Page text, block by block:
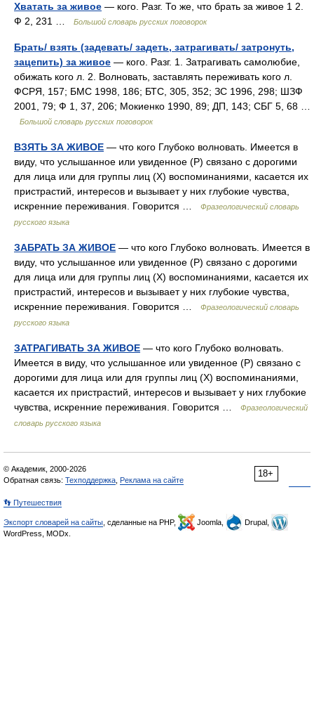
Хватать за живое — кого. Разг. То же, что брать за живое 1 2.
Ф 2, 231 …
Большой словарь русских поговорок
Брать/ взять (задевать/ задеть, затрагивать/ затронуть,
зацепить) за живое — кого. Разг. 1. Затрагивать самолюбие,
обижать кого л. 2. Волновать, заставлять переживать кого л.
ФСРЯ, 157; БМС 1998, 186; БТС, 305, 352; ЗС 1996, 298; ШЗФ
2001, 79; Ф 1, 37, 206; Мокиенко 1990, 89; ДП, 143; СБГ 5, 68 …
Большой словарь русских поговорок
ВЗЯТЬ ЗА ЖИВОЕ — что кого Глубоко волновать. Имеется в
виду, что услышанное или увиденное (Р) связано с дорогими
для лица или для группы лиц (Х) воспоминаниями, касается их
пристрастий, интересов и вызывает у них глубокие чувства,
искренние переживания. Говорится …
Фразеологический словарь
русского языка
ЗАБРАТЬ ЗА ЖИВОЕ — что кого Глубоко волновать. Имеется в
виду, что услышанное или увиденное (Р) связано с дорогими
для лица или для группы лиц (Х) воспоминаниями, касается их
пристрастий, интересов и вызывает у них глубокие чувства,
искренние переживания. Говорится …
Фразеологический словарь
русского языка
ЗАТРАГИВАТЬ ЗА ЖИВОЕ — что кого Глубоко волновать.
Имеется в виду, что услышанное или увиденное (Р) связано с
дорогими для лица или для группы лиц (Х) воспоминаниями,
касается их пристрастий, интересов и вызывает у них глубокие
чувства, искренние переживания. Говорится …
Фразеологический
словарь русского языка
18+
© Академик, 2000-2026
Обратная связь: Техподдержка Реклама на сайте
👣 Путешествия
Экспорт словарей на сайты , сделанные на PHP, Joomla,
Drupal,
WordPress, MODx.